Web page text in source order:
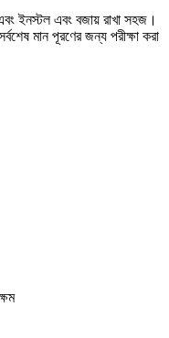
ইনস্টল এবং বজায় রাখা সহজ।
মান পূরণের জন্য পরীক্ষা করা